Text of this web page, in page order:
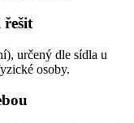
řešit
určený dle sídla u
osoby.